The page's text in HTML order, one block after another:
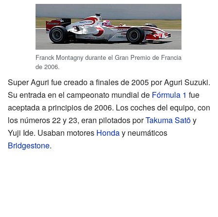
Franck Montagny durante el Gran Premio de Francia
de 2006.
Super Aguri fue creado a finales de 2005 por Aguri Suzuki.
Su entrada en el campeonato mundial de Fórmula 1 fue
aceptada a principios de 2006. Los coches del equipo, con
los números 22 y 23, eran pilotados porTakuma Satōy
Yuji Ide. Usaban motores Honday neumáticos
Bridgestone.